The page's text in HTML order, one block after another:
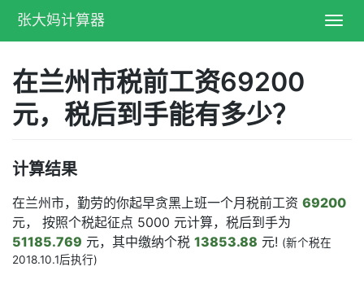
张大妈计算器
在兰州市税前工资69200
元，税后到手能有多少？
计算结果
在兰州市，勤劳的你起早贪黑上班一个月税前工资 69200
元， 按照个税起征点 5000 元计算，税后到手为
51185.769 元，其中缴纳个税 13853.88 元! (新个税在
2018.10.1后执行)